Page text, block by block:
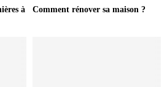
à
Comment rénover sa maison ?